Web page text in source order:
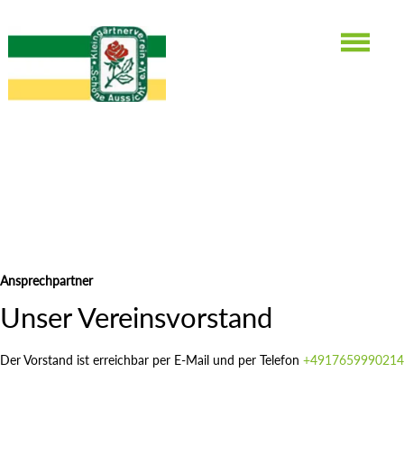
Neuigkeiten
Ansprechpartner
Unser Vereinsvorstand
Der Vorstand ist erreichbar per E-Mail und per Telefon +4917659990214